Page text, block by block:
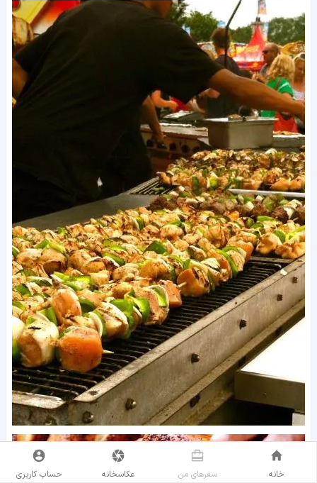
خانه سفر‌های من عکاسخانه حساب کاربری